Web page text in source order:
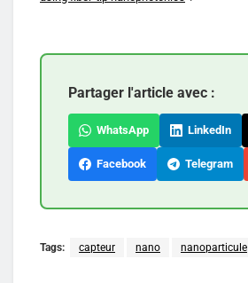
Partager l'article avec :
WhatsApp LinkedIn
Facebook Telegram
Tags: capteur nano nanoparticule